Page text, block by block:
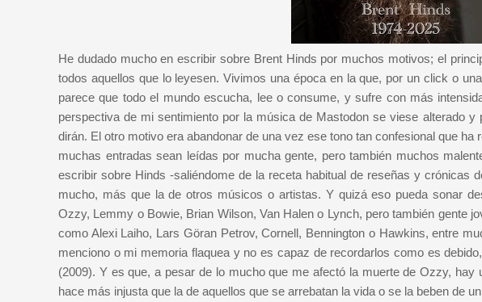
He dudado mucho en escribir sobre Brent Hinds por muchos motivos; el
todos aquellos que lo leyesen. Vivimos una época en la que, por un click o
parece que todo el mundo escucha, lee o consume, y sufre con más
perspectiva de mi sentimiento por la música de Mastodon se viese alterado
dirán. El otro motivo era abandonar de una vez ese tono tan confesional que
muchas entradas sean leídas por mucha gente, pero también muchos
escribir sobre Hinds -saliéndome de la receta habitual de reseñas y crónicas
mucho, más que la de otros músicos o artistas. Y quizá eso pueda sonar
Ozzy, Lemmy o Bowie, Brian Wilson, Van Halen o Lynch, pero también gente
como Alexi Laiho, Lars Göran Petrov, Cornell, Bennington o Hawkins, entre
menciono o mi memoria flaquea y no es capaz de recordarlos como es
(2009). Y es que, a pesar de lo mucho que me afectó la muerte de Ozzy,
hace más injusta que la de aquellos que se arrebatan la vida o se la beben de